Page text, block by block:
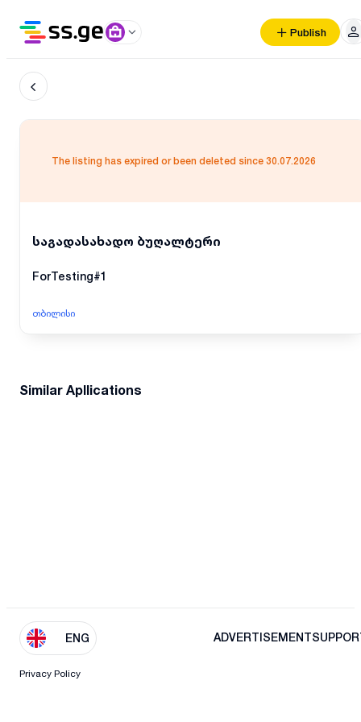
Publish
The listing has expired or been deleted since 30.07.2026
საგადასახადო ბუღალტერი
ForTesting#1
თბილისი
Similar Apllications
ENG ADVERTISEMENT
Privacy Policy